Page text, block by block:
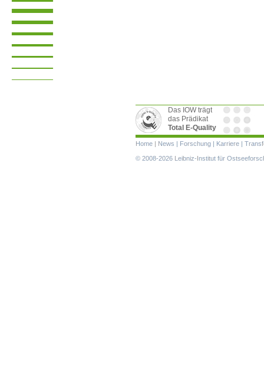
Das IOW trägt
das Prädikat
Total E-Quality
Navigation
überspringen
Home | News | Forschung | Karriere |
© 2008-2026 Leibniz-Institut für